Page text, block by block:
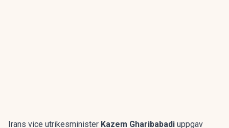
Irans vice utrikesminister Kazem Gharibabadi uppgav